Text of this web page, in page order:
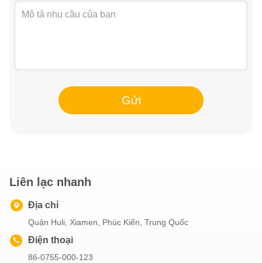
Gửi
Liên lạc nhanh
Địa chỉ
Quận Huli, Xiamen, Phúc Kiến, Trung Quốc
Điện thoại
86-0755-000-123